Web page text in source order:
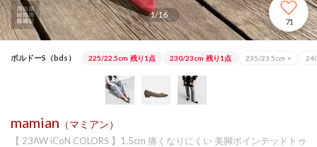
1/16
71
ボルドーS（bds） 225/22.5cm 残り1点 230/23cm 残り1点 235/23.5cm ×
mamian （マミアン）
【 23AW iCoN COLORS 】1.5cm 痛くなりにくい 美脚ポインテッドトゥ